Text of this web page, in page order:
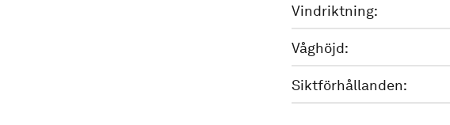
Vindriktning:
Våghöjd:
Siktförhållanden: